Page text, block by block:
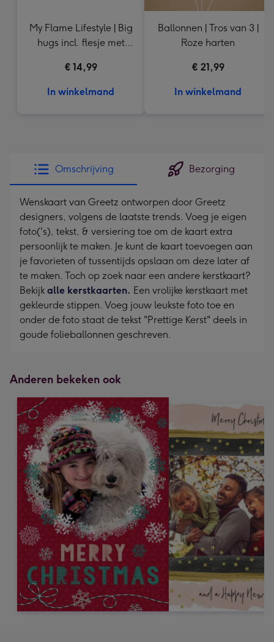
My Flame Lifestyle | Big
hugs incl. flesje met
€ 14,99
In winkelmand
Ballonnen | Tros van 3 |
Roze harten
€ 21,99
In winkelmand
Omschrijving Bezorging
Wenskaart van Greetz ontworpen door Greetz
designers, volgens de laatste trends. Voeg je eigen
foto('s), tekst, & versiering toe om de kaart extra
persoonlijk te maken. Je kunt de kaart toevoegen aan
je favorieten of tussentijds opslaan om deze later af
te maken. Toch op zoek naar een andere kerstkaart?
Bekijk alle kerstkaarten. Een vrolijke kerstkaart met
gekleurde stippen. Voeg jouw leukste foto toe en
onder de foto staat de tekst "Prettige Kerst" deels in
goude folieballonnen geschreven.
Anderen bekeken ook